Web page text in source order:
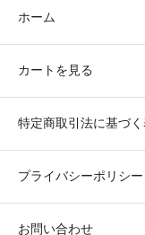
ホーム
カートを見る
特定商取引法に基づ
プライバシーポリシー
お問い合わせ